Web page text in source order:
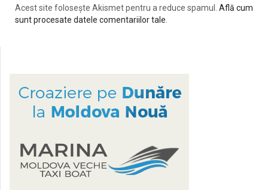
Acest site folosește Akismet pentru a reduce spamul. Află cum
sunt procesate datele comentariilor tale